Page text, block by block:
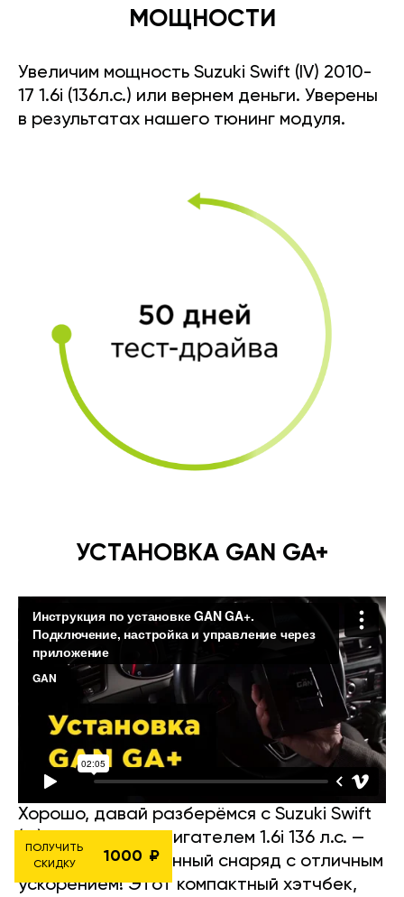
МОЩНОСТИ
Увеличим мощность Suzuki Swift (IV) 2010-
17 1.6i (136л.с.) или вернем деньги. Уверены
в результатах нашего тюнинг модуля.
УСТАНОВКА GAN GA+
Хорошо, давай разберёмся с Suzuki Swift
(IV) 2010-2017 с двигателем 1.6i 136 л.с. —
настоящий карманный снаряд с отличным
ускорением! Этот компактный хэтчбек,
ПОЛУЧИТЬ
СКИДКУ
1000